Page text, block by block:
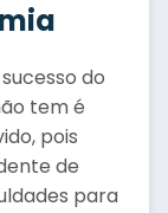
do
tem é
pois
de
para